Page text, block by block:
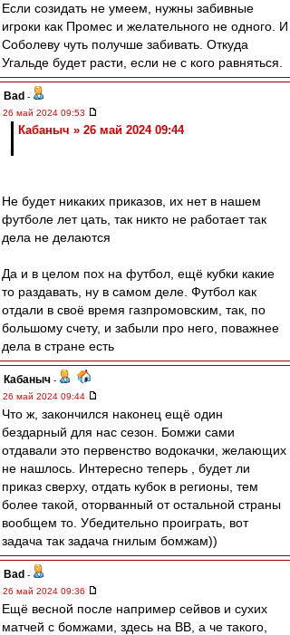
Если созидать не умеем, нужны забивные
игроки как Промес и желательного не одного. И
Соболеву чуть получше забивать. Откуда
Угальде будет расти, если не с кого равняться.
Bad -
26 май 2024 09:53
Кабаныч » 26 май 2024 09:44
Не будет никаких приказов, их нет в нашем
футболе лет цать, так никто не работает так
дела не делаются
Да и в целом пох на футбол, ещё кубки какие
то раздавать, ну в самом деле. Футбол как
отдали в своё время газпромовским, так, по
большому счету, и забыли про него, поважнее
дела в стране есть
Кабаныч -
26 май 2024 09:44
Что ж, закончился наконец ещё один
бездарный для нас сезон. Бомжи сами
отдавали это первенство водокачки, желающих
не нашлось. Интересно теперь , будет ли
приказ сверху, отдать кубок в регионы, тем
более такой, оторванный от остальной страны
вообщем то. Убедительно проиграть, вот
задача так задача гнилым бомжам))
Bad -
26 май 2024 09:36
Ещё весной после например сейвов и сухих
матчей с бомжами, здесь на ВВ, а че такого,